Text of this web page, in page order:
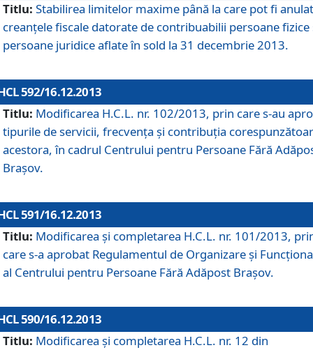
Titlu: Stabilirea limitelor maxime până la care pot fi
creanţele fiscale datorate de contribuabilii persoane fizice
persoane juridice aflate în sold la 31 decembrie 2013.
592/16.12.2013
Titlu: Modificarea H.C.L. nr. 102/2013, prin care s-au
tipurile de servicii, frecvenţa şi contribuţia
acestora, în cadrul Centrului pentru Persoane Fără
Braşov.
591/16.12.2013
Titlu: Modificarea şi completarea H.C.L. nr. 101/2013,
care s-a aprobat Regulamentul de Organizare şi
al Centrului pentru Persoane Fără Adăpost Braşov.
590/16.12.2013
Titlu: Modificarea şi completarea H.C.L. nr. 12 din